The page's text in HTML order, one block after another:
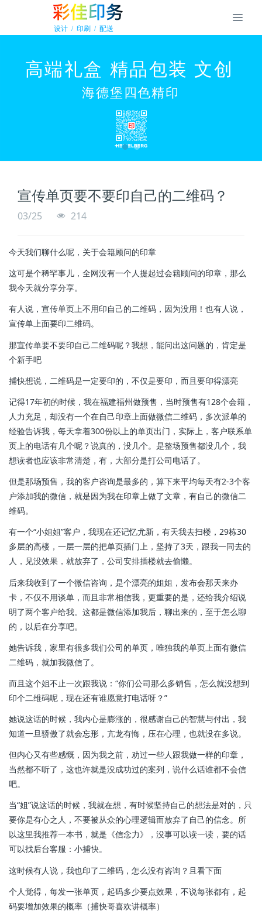
宣传单页要不要印自己的二维码？
03/25 214
今天我们聊什么呢，关于会籍顾问的印章
这可是个稀罕事儿，全网没有一个人提起过会籍顾问的印章，那么
我今天就分享分享。
有人说，宣传单页上不用印自己的二维码，因为没用！也有人说，
宣传单上面要印二维码。
那宣传单要不要印自己二维码呢？我想，能问出这问题的，肯定是
个新手吧
捕快想说，二维码是一定要印的，不仅是要印，而且要印得漂亮
记得17年初的时候，我在福建福州做预售，当时预售有128个会籍，
人力充足，却没有一个在自己印章上面做微信二维码，多次派单的
经验告诉我，每天拿着300份以上的单页出门，实际上，客户联系单
页上的电话有几个呢？说真的，没几个。是整场预售都没几个，我
想读者也应该非常清楚，有，大部分是打公司电话了。
但是那场预售，我的客户咨询是最多的，算下来平均每天有2-3个客
户添加我的微信，就是因为我在印章上做了文章，有自己的微信二
维码。
有一个“小姐姐”客户，我现在还记忆尤新，有天我去扫楼，29栋30
多层的高楼，一层一层的把单页插门上，坚持了3天，跟我一同去的
人，见没效果，就放弃了，公司安排插楼就去偷懒。
后来我收到了一个微信咨询，是个漂亮的姐姐，发布会那天来办
卡，不仅不用谈单，而且非常相信我，更重要的是，还给我介绍说
明了两个客户给我。这都是微信添加我后，聊出来的，至于怎么聊
的，以后在分享吧。
她告诉我，家里有很多我们公司的单页，唯独我的单页上面有微信
二维码，就加我微信了。
而且这个姐不止一次跟我说：“你们公司那么多销售，怎么就没想到
印个二维码呢，现在还有谁愿意打电话呀？”
她说这话的时候，我内心是膨涨的，很感谢自己的智慧与付出，我
知道一旦骄傲了就会忘形，亢龙有悔，压在心理，也就没在多说。
但内心又有些感慨，因为我之前，劝过一些人跟我做一样的印章，
当然都不听了，这也许就是没成功过的案列，说什么话谁都不会信
吧。
当“姐”说这话的时候，我就在想，有时候坚持自己的想法是对的，只
要你是有心之人，不要被从众的心理逻辑而放弃了自己的信念。所
以这里我推荐一本书，就是《信念力》，没事可以读一读，要的话
可以找后台客服：小捕快。
这时候有人说，我也印了二维码，怎么没有咨询？且看下面
个人觉得，每发一张单页，起码多少要点效果，不说每张都有，起
码要增加效果的概率（捕快哥喜欢讲概率）